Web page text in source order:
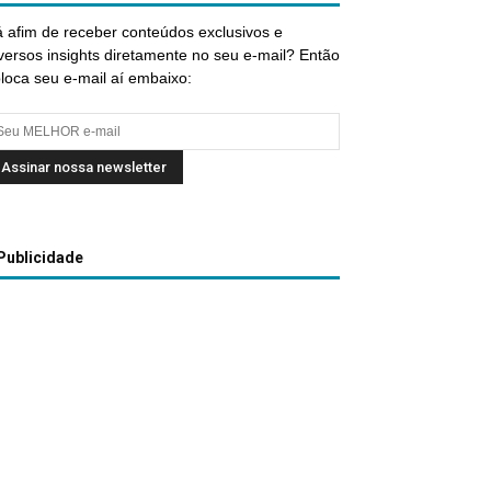
afim de receber conteúdos exclusivos e
insights diretamente no seu e-mail? Então
seu e-mail aí embaixo:
Publicidade